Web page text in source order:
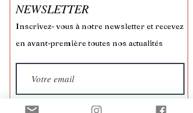
NEWSLETTER
Inscrivez- vous à notre newsletter et recevez
en avant-première toutes nos actualités
S'inscrire